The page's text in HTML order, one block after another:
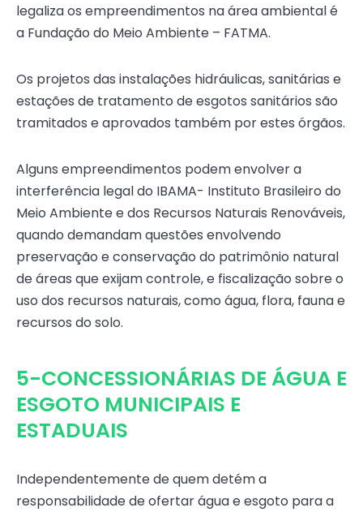
legaliza os empreendimentos na área ambiental é
a Fundação do Meio Ambiente – FATMA.
Os projetos das instalações hidráulicas, sanitárias e
estações de tratamento de esgotos sanitários são
tramitados e aprovados também por estes órgãos.
Alguns empreendimentos podem envolver a
interferência legal do IBAMA- Instituto Brasileiro do
Meio Ambiente e dos Recursos Naturais Renováveis,
quando demandam questões envolvendo
preservação e conservação do patrimônio natural
de áreas que exijam controle, e fiscalização sobre o
uso dos recursos naturais, como água, flora, fauna e
recursos do solo.
5-CONCESSIONÁRIAS DE ÁGUA E
ESGOTO MUNICIPAIS E
ESTADUAIS
Independentemente de quem detém a
responsabilidade de ofertar água e esgoto para a